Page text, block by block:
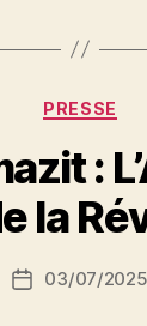
PRESSE
:
la
Auteur
a
S
N
Date03/07/2025